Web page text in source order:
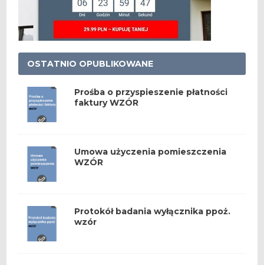
OSTATNIO OPUBLIKOWANE
Prośba o przyspieszenie płatności
faktury WZÓR
Umowa użyczenia pomieszczenia
WZÓR
Protokół badania wyłącznika ppoż.
wzór